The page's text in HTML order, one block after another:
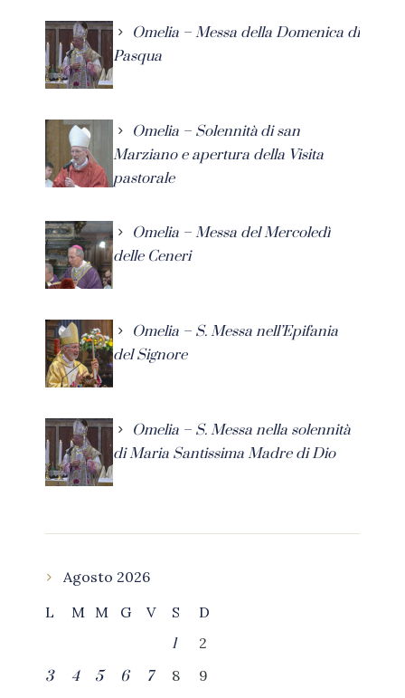
Omelia – Messa della Domenica di
Pasqua
Omelia – Solennità di san
Marziano e apertura della Visita
pastorale
Omelia – Messa del Mercoledì
delle Ceneri
Omelia – S. Messa nell’Epifania
del Signore
Omelia – S. Messa nella solennità
di Maria Santissima Madre di Dio
Agosto 2026
L
M M G V S
D
1
2
3
4 5 6 7 8
9